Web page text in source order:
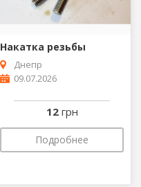
Накатка резьбы
Днепр
09.07.2026
12 грн
Подробнее